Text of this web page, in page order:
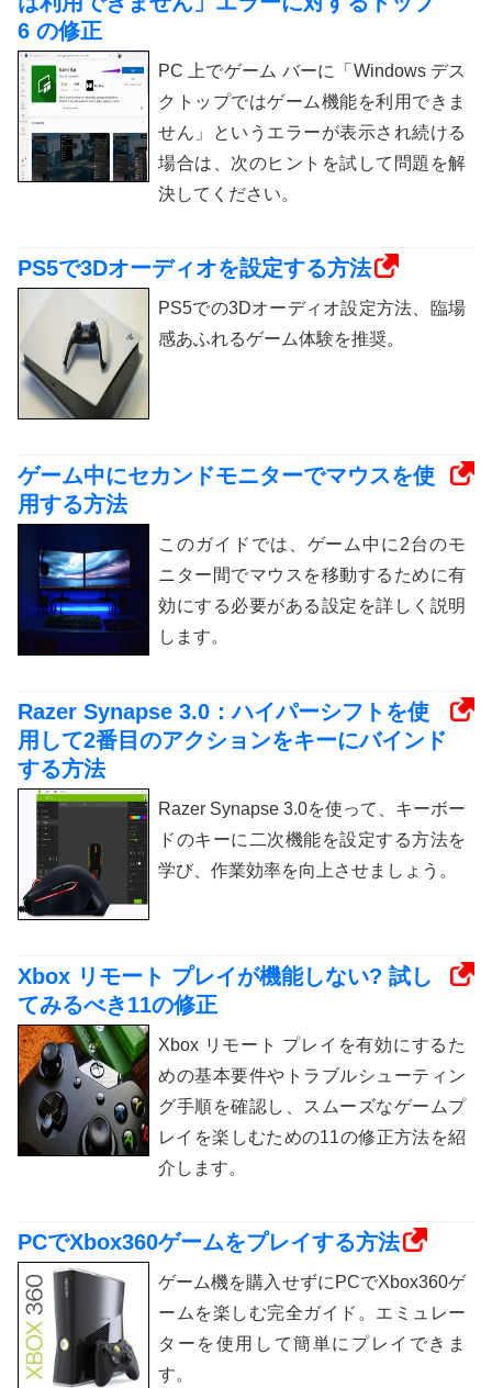
6 の修正
PC 上でゲーム バーに「Windows デス
クトップではゲーム機能を利用できま
せん」というエラーが表示され続ける
場合は、次のヒントを試して問題を解
決してください。
PS5で3Dオーディオを設定する方法
PS5での3Dオーディオ設定方法、臨場
感あふれるゲーム体験を推奨。
ゲーム中にセカンドモニターでマウスを使
用する方法
このガイドでは、ゲーム中に2台のモ
ニター間でマウスを移動するために有
効にする必要がある設定を詳しく説明
します。
Razer Synapse 3.0：ハイパーシフトを使
用して2番目のアクションをキーにバインド
する方法
Razer Synapse 3.0を使って、キーボー
ドのキーに二次機能を設定する方法を
学び、作業効率を向上させましょう。
Xbox リモート プレイが機能しない? 試し
てみるべき11の修正
Xbox リモート プレイを有効にするた
めの基本要件やトラブルシューティン
グ手順を確認し、スムーズなゲームプ
レイを楽しむための11の修正方法を紹
介します。
PCでXbox360ゲームをプレイする方法
ゲーム機を購入せずにPCでXbox360ゲ
ームを楽しむ完全ガイド。エミュレー
ターを使用して簡単にプレイできま
す。